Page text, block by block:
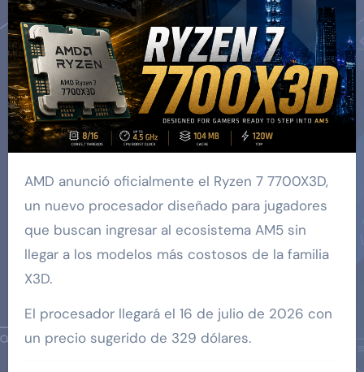
AMD anunció oficialmente el Ryzen 7 7700X3D,
un nuevo procesador diseñado para jugadores
que buscan ingresar al ecosistema AM5 sin
llegar a los modelos más costosos de la familia
X3D.
El procesador llegará el 16 de julio de 2026 con
un precio sugerido de 329 dólares.